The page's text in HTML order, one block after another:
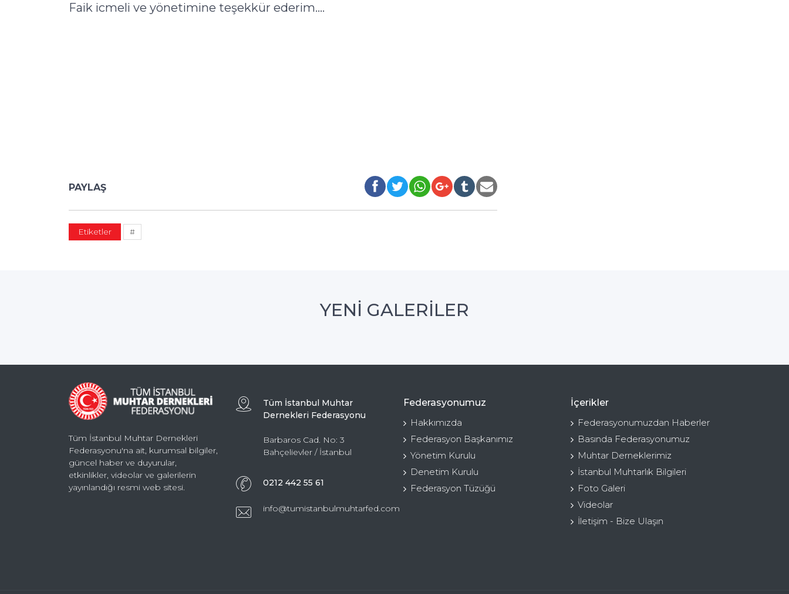
Faik icmeli ve yönetimine teşekkür ederim....
PAYLAŞ
Etiketler #
YENİ GALERİLER
Tüm İstanbul Muhtar Dernekleri
Federasyonu'na ait, kurumsal bilgiler,
güncel haber ve duyurular,
etkinlikler, videolar ve galerilerin
yayınlandığı resmi web sitesi.
Tüm İstanbul Muhtar
Dernekleri Federasyonu
Barbaros Cad. No: 3
Bahçelievler / İstanbul
0212 442 55 61
info@tumistanbulmuhtarfed.com
Federasyonumuz
Hakkımızda
Federasyon Başkanımız
Yönetim Kurulu
Denetim Kurulu
Federasyon Tüzüğü
İçerikler
Federasyonumuzdan Haberler
Basında Federasyonumuz
Muhtar Derneklerimiz
İstanbul Muhtarlık Bilgileri
Foto Galeri
Videolar
İletişim - Bize Ulaşın